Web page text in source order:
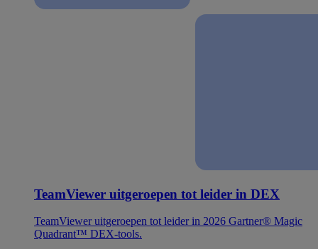
TeamViewer uitgeroepen tot leider in DEX
TeamViewer uitgeroepen tot leider in 2026 Gartner® Magic
Quadrant™ DEX-tools.